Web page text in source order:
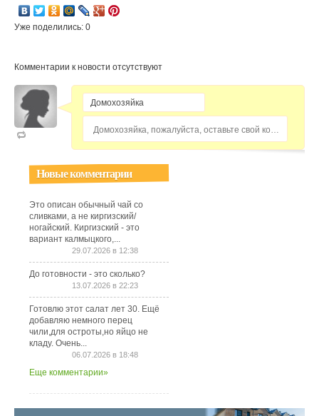
Уже поделились: 0
Комментарии к новости отсутствуют
Домохозяйка, пожалуйста, оставьте свой комментарий...
Новые комментарии
Это описан обычный чай со
сливками, а не киргизский/
ногайский. Киргизский - это
вариант калмыцкого,...
29.07.2026 в 12:38
До готовности - это сколько?
13.07.2026 в 22:23
Готовлю этот салат лет 30. Ещё
добавляю немного перец
чили,для остроты,но яйцо не
кладу. Очень...
06.07.2026 в 18:48
Еще комментарии»